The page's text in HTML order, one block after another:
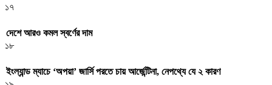
১৭
দেশে আরও কমল স্বর্ণের দাম
১৮
ইংল্যান্ড ম্যাচে ‘অপয়া’ জার্সি পরতে চায় আর্জেন্টিনা, নেপথ্যে যে ২ কারণ